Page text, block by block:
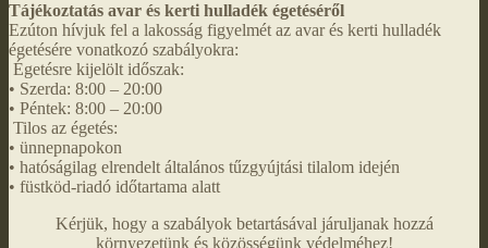
Tájékoztatás avar és kerti hulladék égetéséről
Ezúton hívjuk fel a lakosság figyelmét az avar és kerti hulladék
égetésére vonatkozó szabályokra:
Égetésre kijelölt időszak:
• Szerda: 8:00 – 20:00
• Péntek: 8:00 – 20:00
Tilos az égetés:
• ünnepnapokon
• hatóságilag elrendelt általános tűzgyújtási tilalom idején
• füstköd-riadó időtartama alatt
Kérjük, hogy a szabályok betartásával járuljanak hozzá
környezetünk és közösségünk védelméhez!